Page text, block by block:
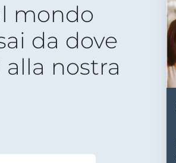
mondo
da dove
nostra